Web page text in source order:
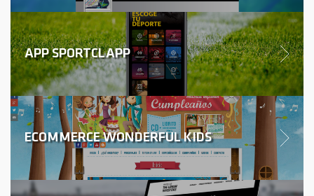
APP SPORTCLAPP
ECOMMERCE WONDERFUL KIDS